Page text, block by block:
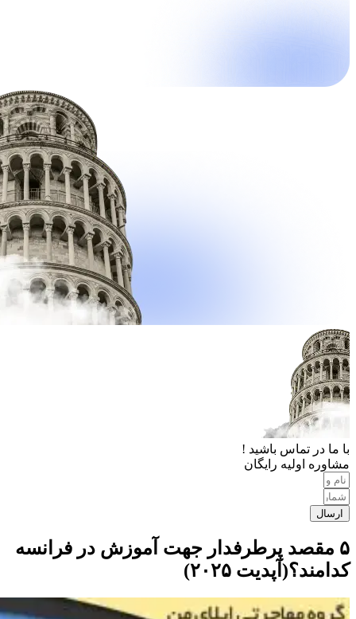
با ما در تماس باشید !
مشاوره اولیه رایگان
ارسال
۵ مقصد پرطرفدار جهت آموزش در فرانسه
کدامند؟(آپدیت ۲۰۲۵)